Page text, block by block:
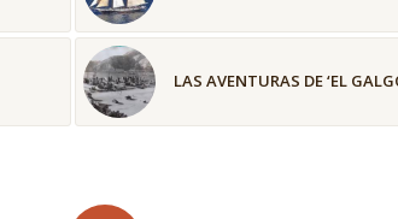
LAS AVENTURAS DE ‘EL